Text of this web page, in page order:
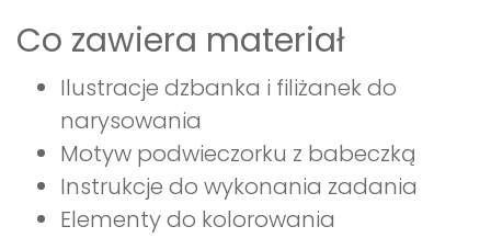
Co zawiera materiał
Ilustracje dzbanka i filiżanek do
narysowania
Motyw podwieczorku z babeczką
Instrukcje do wykonania zadania
Elementy do kolorowania